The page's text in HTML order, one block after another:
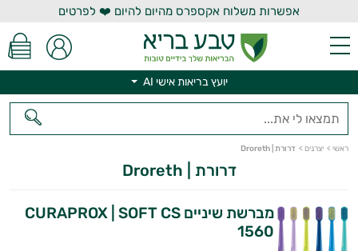
אפשרות משלוח אקספרס מהיום להיום ❤️ לפרטים
יועץ בריאות אישי AI
ראשי > יצרנים > דרורת | Droreth
דרורת | Droreth
מברשת שיניים CURAPROX | SOFT CS
1560
יועץ בריאות אישי AI